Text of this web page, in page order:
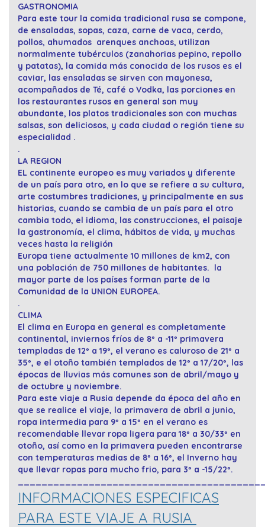
GASTRONOMIA
Para este tour la comida tradicional rusa se compone,
de ensaladas, sopas, caza, carne de vaca, cerdo,
pollos, ahumados arenques anchoas, utilizan
normalmente tubérculos (zanahorias pepino, repollo
y patatas), la comida más conocida de los rusos es el
caviar, las ensaladas se sirven con mayonesa,
acompañados de Té, café o Vodka, las porciones en
los restaurantes rusos en general son muy
abundante, los platos tradicionales son con muchas
salsas, son deliciosos, y cada ciudad o región tiene su
especialidad .
.
LA REGION
EL continente europeo es muy variados y diferente
de un país para otro, en lo que se refiere a su cultura,
arte costumbres tradiciones, y principalmente en sus
historias, cuando se cambia de un país para el otro
cambia todo, el idioma, las construcciones, el paisaje
la gastronomía, el clima, hábitos de vida, y muchas
veces hasta la religión
Europa tiene actualmente 10 millones de km2, con
una población de 750 millones de habitantes. la
mayor parte de los países forman parte de la
Comunidad de la UNION EUROPEA.
.
CLIMA
El clima en Europa en general es completamente
continental, inviernos fríos de 8º a -11º primavera
templadas de 12º a 19º, el verano es caluroso de 21º a
35º, e el otoño también templados de 12º a 17/20º, las
épocas de lluvias más comunes son de abril/mayo y
de octubre y noviembre.
Para este viaje a Rusia depende da época del año en
que se realice el viaje, la primavera de abril a junio,
ropa intermedia para 9º a 15º en el verano es
recomendable llevar ropa ligera para 18º a 30/33º en
otoño, así como en la primavera pueden encontrarse
con temperaturas medias de 8º a 16º, el Inverno hay
que llevar ropas para mucho frio, para 3º a -15/22º.
INFORMACIONES ESPECIFICAS
PARA ESTE VIAJE A RUSIA